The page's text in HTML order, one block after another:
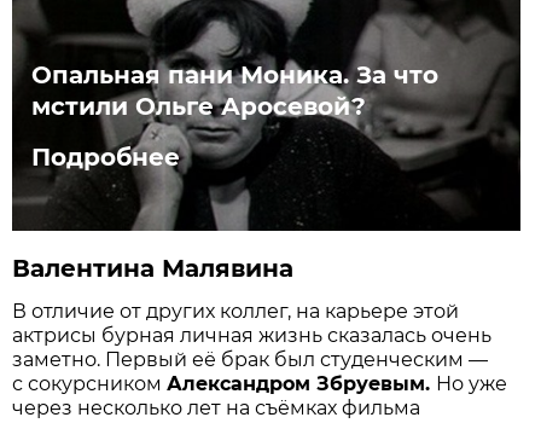
Опальная пани Моника. За что
мстили Ольге Аросевой?
Подробнее
Валентина Малявина
В отличие от других коллег, на карьере этой
актрисы бурная личная жизнь сказалась очень
заметно. Первый её брак был студенческим —
с сокурсникомАлександром Збруевым. Но уже
через несколько лет на съёмках фильма